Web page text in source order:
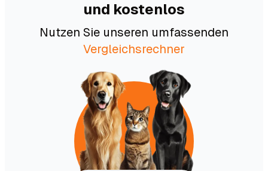
und kostenlos
Nutzen Sie unseren umfassenden
Vergleichsrechner